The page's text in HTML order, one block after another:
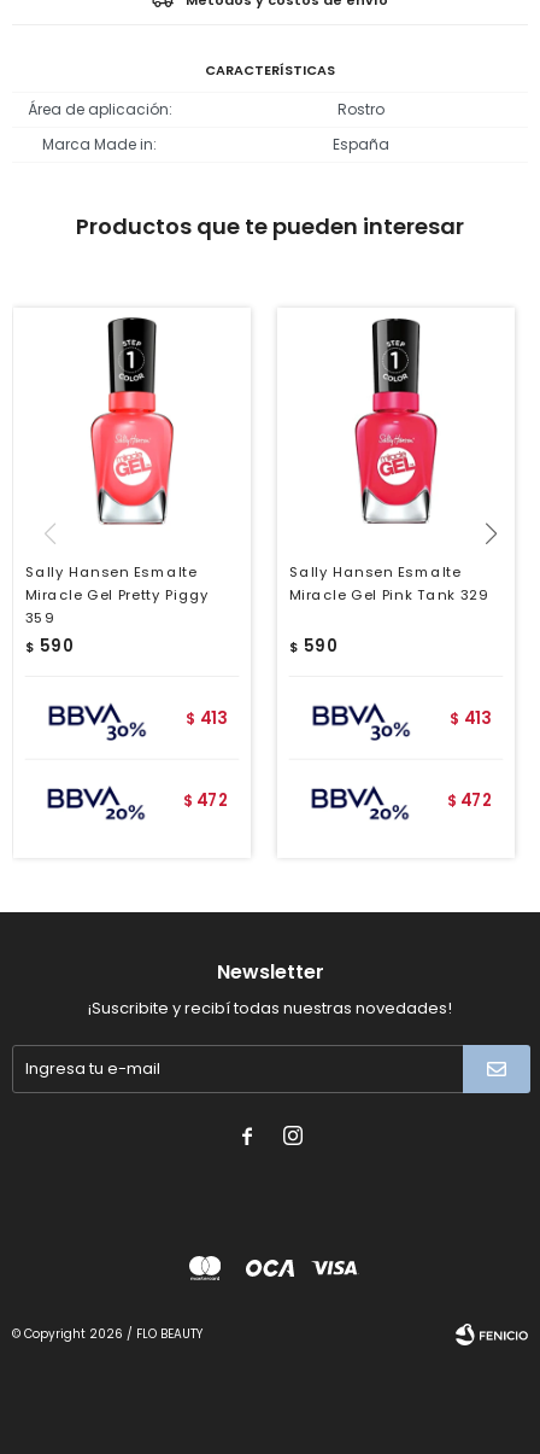
CARACTERÍSTICAS
Área de aplicación
Rostro
Marca Made in
España
Productos que te pueden interesar
Sally Hansen Esmalte
Miracle Gel Pretty Piggy
359
$ 590
$ 413
$ 472
Sally Hansen Esmalte
Miracle Gel Pink Tank 329
$ 590
$ 413
$ 472
Newsletter
¡Suscribite y recibí todas nuestras novedades!
 
© Copyright 2026 / FLO BEAUTY